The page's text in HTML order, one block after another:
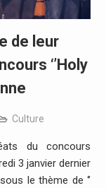
de leur
‘’Holy
Culture
du concours
3 janvier dernier
le thème de ‘’